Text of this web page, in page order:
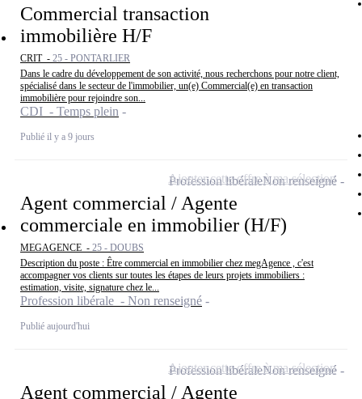
Commercial transaction
immobilière H/F
CRIT - 25 - PONTARLIER
Dans le cadre du développement de son activité, nous recherchons pour notre client,
spécialisé dans le secteur de l'immobilier, un(e) Commercial(e) en transaction
immobilière pour rejoindre son...
CDI - Temps plein
Publié il y a 9 jours
Agent commercial / Agente
commerciale en immobilier (H/F)
MEGAGENCE - 25 - DOUBS
Description du poste : Être commercial en immobilier chez megAgence , c'est
accompagner vos clients sur toutes les étapes de leurs projets immobiliers :
estimation, visite, signature chez le...
Profession libérale - Non renseigné
Publié aujourd'hui
Profession libéraleNon renseigné
Ajouter cette offre à ma sélection
Agent commercial / Agente
Profession libéraleNon renseigné
Ajouter cette offre à ma sélection